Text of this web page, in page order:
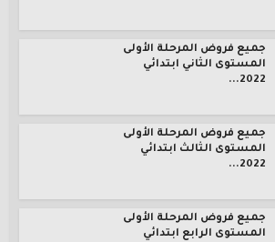
جميع فروض المرحلة الأولى
المستوى الثاني ابتدائي
2022...
جميع فروض المرحلة الأولى
المستوى الثالث ابتدائي
2022...
جميع فروض المرحلة الأولى
المستوى الرابع ابتدائي